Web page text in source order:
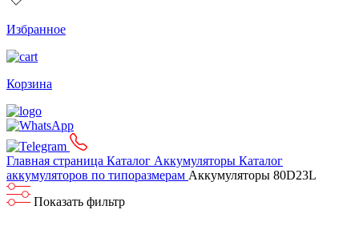
Избранное
Корзина
Главная страница Каталог Аккумуляторы Каталог
аккумуляторов по типоразмерам Аккумуляторы 80D23L
Показать фильтр